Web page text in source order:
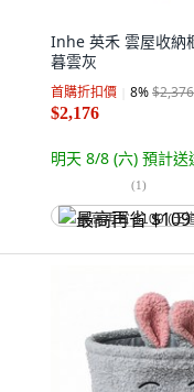
Inhe 英禾 雲屋收納
暮雲灰
首購折扣價 8%$2,376
$2,176
明天 8/8 (六) 預計送
(1)
最高再省 $109 (王